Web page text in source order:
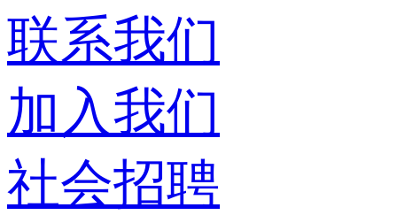
联系我们
加入我们
社会招聘